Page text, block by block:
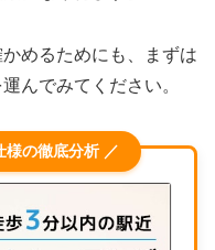
めるためにも、まずは
んでみてください。
様の徹底分析 ／